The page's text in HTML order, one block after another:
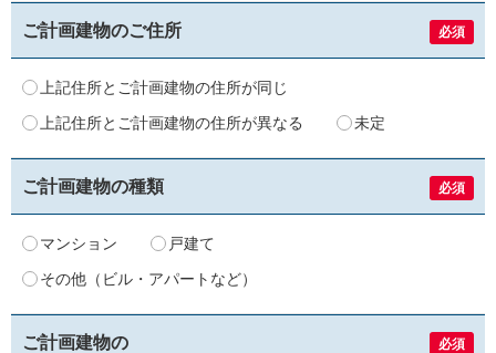
ご計画建物のご住所 必須
上記住所とご計画建物の住所が同じ
上記住所とご計画建物の住所が異なる
未定
ご計画建物の種類 必須
マンション
戸建て
その他（ビル・アパートなど）
ご計画建物の
必須